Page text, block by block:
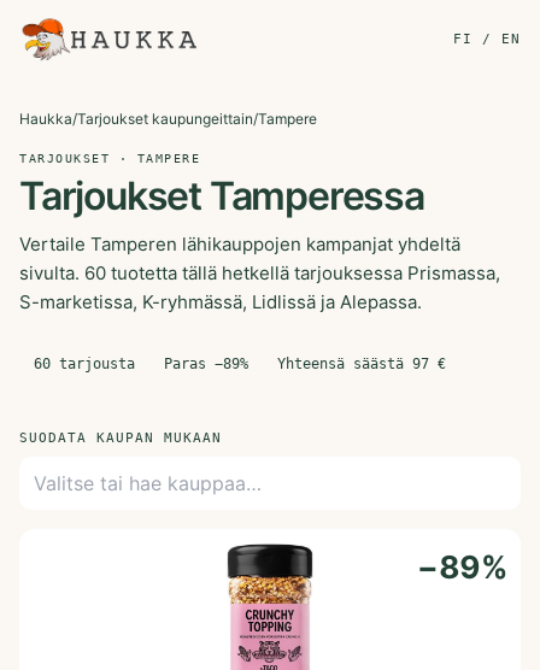
FI / EN
Haukka/Tarjoukset kaupungeittain/Tampere
TARJOUKSET · TAMPERE
Tarjoukset Tamperessa
Vertaile Tamperen lähikauppojen kampanjat yhdeltä
sivulta. 60 tuotetta tällä hetkellä tarjouksessa Prismassa,
S-marketissa, K-ryhmässä, Lidlissä ja Alepassa.
60 tarjousta Paras −89% Yhteensä säästä 97 €
SUODATA KAUPAN MUKAAN
−89%